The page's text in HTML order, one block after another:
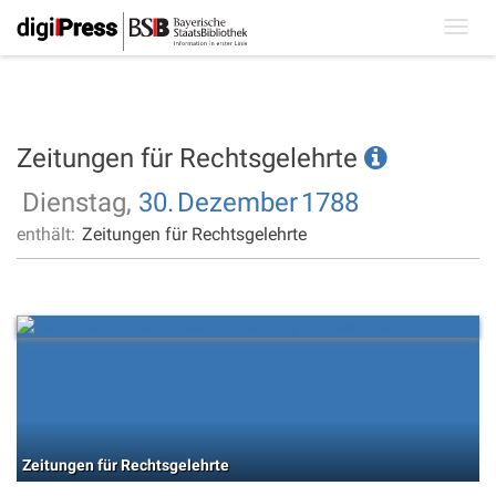
Zeitungen für Rechtsgelehrte
Dienstag, 30. Dezember1788
enthält: Zeitungen für Rechtsgelehrte
Zeitungen für Rechtsgelehrte